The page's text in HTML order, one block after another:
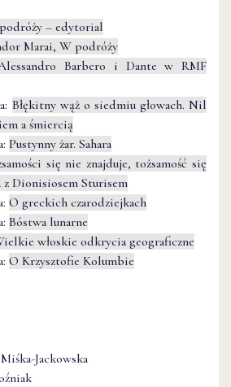
– edytorial
Marai, W podróży
Barbero i Dante w RMF
Błękitny wąż o siedmiu głowach. Nil
a śmiercią
Pustynny żar. Sahara
się nie znajduje, tożsamość się
z Dionisiosem Sturisem
O greckich czarodziejkach
Bóstwa lunarne
włoskie odkrycia geograficzne
O Krzysztofie Kolumbie
Jackowska